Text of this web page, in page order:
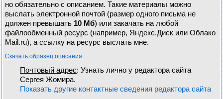
но обязательно с описанием. Такие материалы можно
выслать электронной почтой (размер одного письма не
должен превышать 10 Мб) или закачать на любой
файлообменный ресурс (например, Яндекс.Диск или Облако
Mail.ru), а ссылку на ресурс выслать мне.
Скачать образец описания
Почтовый адрес: Узнать лично у редактора сайта
Сергея Жомира.
Пoкaзaть другие кoнтaктныe cведения рeдактoра caйта